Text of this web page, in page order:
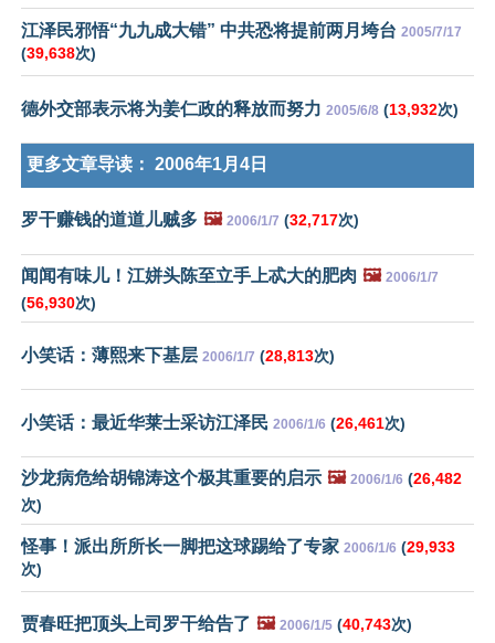
江泽民邪悟“九九成大错” 中共恐将提前两月垮台 2005/7/17
(39,638次)
德外交部表示将为姜仁政的释放而努力 2005/6/8 (13,932次)
更多文章导读： 2006年1月4日
罗干赚钱的道道儿贼多 🖼️ 2006/1/7 (32,717次)
闻闻有味儿！江姘头陈至立手上忒大的肥肉 🖼️ 2006/1/7
(56,930次)
小笑话：薄熙来下基层 2006/1/7 (28,813次)
小笑话：最近华莱士采访江泽民 2006/1/6 (26,461次)
沙龙病危给胡锦涛这个极其重要的启示 🖼️ 2006/1/6 (26,482
次)
怪事！派出所所长一脚把这球踢给了专家 2006/1/6 (29,933
次)
贾春旺把顶头上司罗干给告了 🖼️ 2006/1/5 (40,743次)